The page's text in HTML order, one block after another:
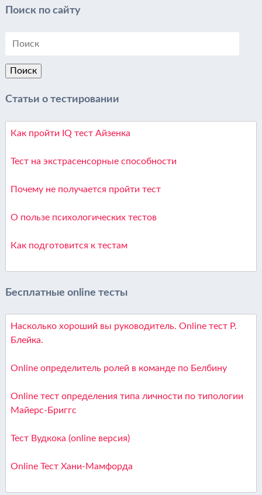
Поиск по сайту
Статьи о тестировании
Как пройти IQ тест Айзенка
Тест на экстрасенсорные способности
Почему не получается пройти тест
О пользе психологических тестов
Как подготовится к тестам
Бесплатные online тесты
Насколько хороший вы руководитель. Online тест Р.
Блейка.
Online определитель ролей в команде по Белбину
Online тест определения типа личности по типологии
Майерс-Бриггс
Тест Вудкока (online версия)
Online Тест Хани-Мамфорда